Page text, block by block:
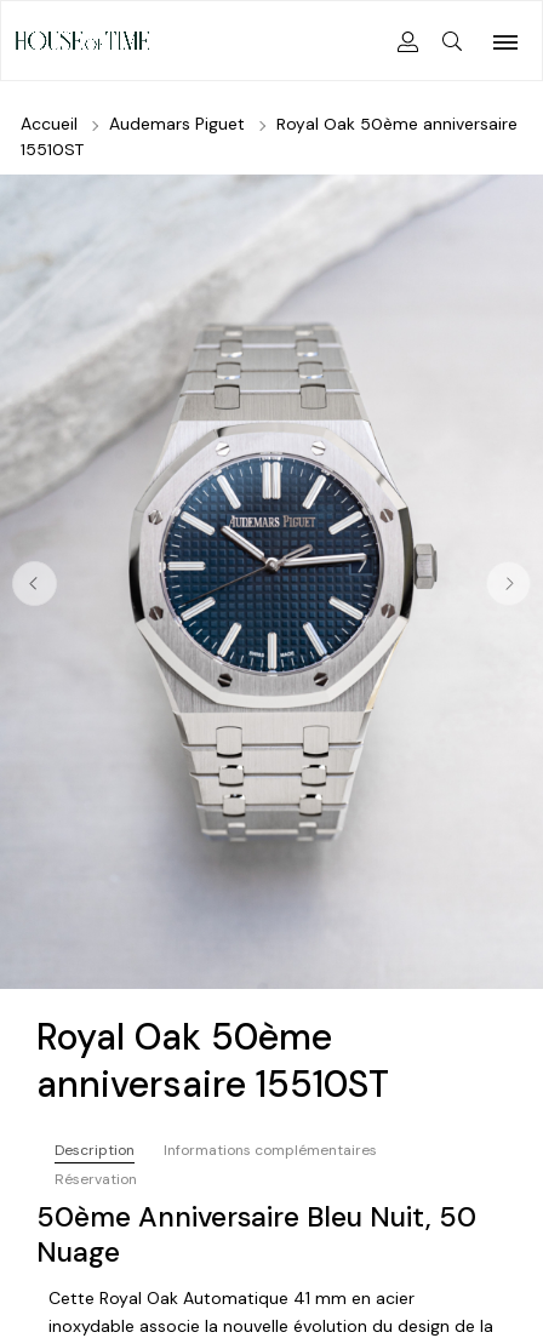
Accueil Audemars Piguet
Royal Oak 50ème anniversaire
15510ST
Royal Oak 50ème
anniversaire 15510ST
Description
Informations complémentaires
Réservation
50ème Anniversaire Bleu Nuit, 50
Nuage
Cette Royal Oak Automatique 41 mm en acier
inoxydable associe la nouvelle évolution du design de la